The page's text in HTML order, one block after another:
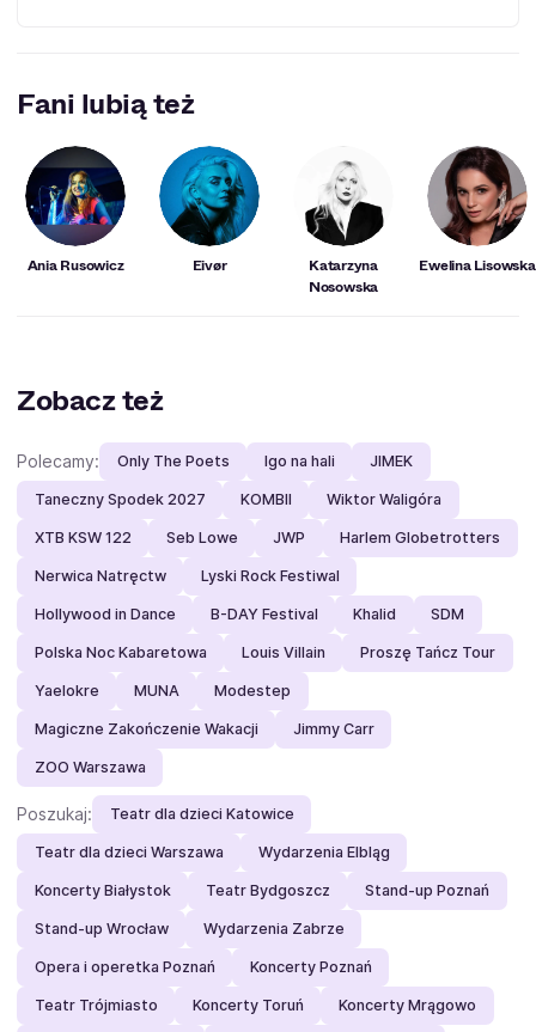
wystąpi w najbliższym czasie:
Fani lubią też
Ania Rusowicz Eivør
Katarzyna
Nosowska
Ewelina Lisowska
Zobacz też
Polecamy: Only The Poets Igo na hali JIMEK
Taneczny Spodek 2027 KOMBII Wiktor Waligóra
XTB KSW 122 Seb Lowe JWP Harlem Globetrotters
Nerwica Natręctw Lyski Rock Festiwal
Hollywood in Dance B-DAY Festival Khalid SDM
Polska Noc Kabaretowa Louis Villain Proszę Tańcz Tour
Yaelokre MUNA Modestep
Magiczne Zakończenie Wakacji Jimmy Carr
ZOO Warszawa
Poszukaj: Teatr dla dzieci Katowice
Teatr dla dzieci Warszawa Wydarzenia Elbląg
Koncerty Białystok Teatr Bydgoszcz Stand-up Poznań
Stand-up Wrocław Wydarzenia Zabrze
Opera i operetka Poznań Koncerty Poznań
Teatr Trójmiasto Koncerty Toruń Koncerty Mrągowo